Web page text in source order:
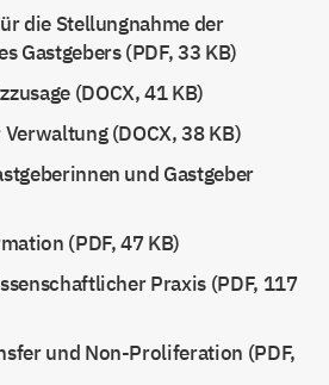
die Stellungnahme der
Gastgebers (PDF, 33 KB)
(DOCX, 41 KB)
(DOCX, 38 KB)
und Gastgeber
(PDF, 47 KB)
Praxis (PDF, 117
und Non-Proliferation (PDF,